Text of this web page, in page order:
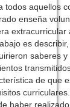
todos aquellos
enseña
extracurricular
es
saberes
de que
haber